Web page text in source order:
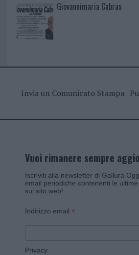
Giovannimaria Cabras
Invia un Comunicato Stampa|
Vuoi rimanere sempre
Iscriviti alla newsletter di Gallura
email periodiche contenenti le
sul sito web!
Indirizzo email *
Privacy